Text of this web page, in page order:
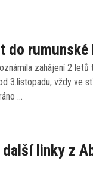
do rumunské
zahájení 2 letů
3.listopadu, vždy ve
…
linky z